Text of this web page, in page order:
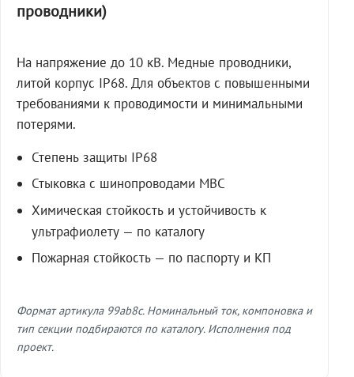
проводники)
На напряжение до 10 кВ. Медные проводники,
литой корпус IP68. Для объектов с повышенными
требованиями к проводимости и минимальными
потерями.
Степень защиты IP68
Стыковка с шинопроводами МВС
Химическая стойкость и устойчивость к
ультрафиолету — по каталогу
Пожарная стойкость — по паспорту и КП
Формат артикула 99ab8c. Номинальный ток, компоновка и
тип секции подбираются по каталогу. Исполнения под
проект.